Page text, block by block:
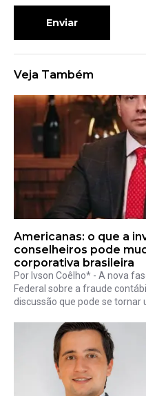
Enviar
Veja Também
Americanas: o que a
conselheiros pode
corporativa brasileira
Por Ivson Coêlho* - A nova
Federal sobre a fraude
discussão que pode se tornar